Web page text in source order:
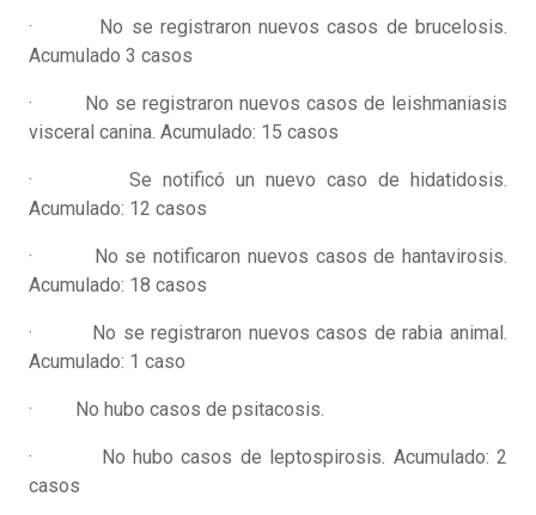
· No se registraron nuevos casos de brucelosis.
Acumulado 3 casos
· No se registraron nuevos casos de leishmaniasis
visceral canina. Acumulado: 15 casos
· Se notificó un nuevo caso de hidatidosis.
Acumulado: 12 casos
· No se notificaron nuevos casos de hantavirosis.
Acumulado: 18 casos
· No se registraron nuevos casos de rabia animal.
Acumulado: 1 caso
· No hubo casos de psitacosis.
· No hubo casos de leptospirosis. Acumulado: 2
casos